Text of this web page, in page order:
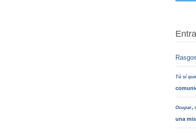
Tú sí
Ocupar,
una